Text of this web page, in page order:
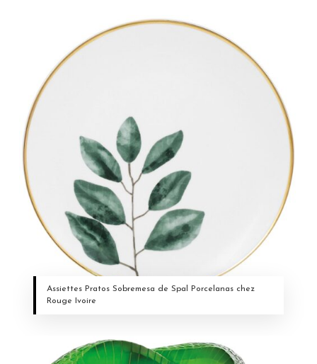
Assiettes Pratos Sobremesa de Spal Porcelanas chez
Rouge Ivoire